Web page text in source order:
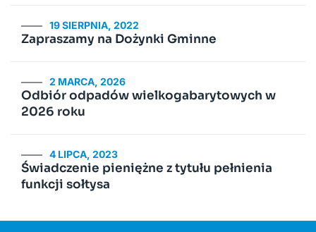
19 SIERPNIA, 2022
Zapraszamy na Dożynki Gminne
2 MARCA, 2026
Odbiór odpadów wielkogabarytowych w
2026 roku
4 LIPCA, 2023
Świadczenie pieniężne z tytułu pełnienia
funkcji sołtysa